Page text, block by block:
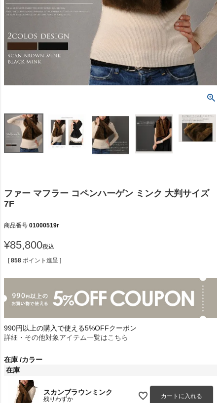
ファー マフラー コペンハーゲン ミンク 大判サイズ
7F
商品番号 01000519r
¥85,800税込
[ 858 ポイント進呈 ]
990円以上の購入で使える5%OFFクーポン
詳細・その他対象アイテム一覧はこちら
在庫 カラー
在庫
スカンブラウンミンク
残りわずか カートに入れる